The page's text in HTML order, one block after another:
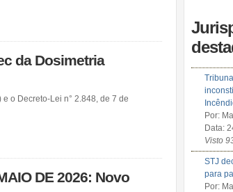
da Dosimetria
o Decreto-Lei n° 2.848, de 7 de
DE 2026: Novo
Por:
Data:
Visto
STJ
para
Por: